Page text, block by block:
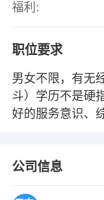
福利:
职位要求
男女不限，有无
斗）学历不是硬
好的服务意识、
公司信息